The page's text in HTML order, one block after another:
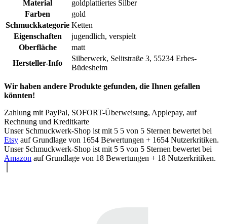
Material
goldplattiertes Silber
Farben
gold
Schmuckkategorie Ketten
Eigenschaften
jugendlich, verspielt
Oberfläche
matt
Hersteller-Info
Silberwerk, Selitstraße 3, 55234 Erbes-
Büdesheim
Wir haben andere Produkte gefunden, die Ihnen gefallen
könnten!
Zahlung mit PayPal, SOFORT-Überweisung, Applepay, auf
Rechnung und Kreditkarte
Unser Schmuckwerk-Shop ist mit 5 5 von 5 Sternen bewertet bei
Etsy auf Grundlage von 1654 Bewertungen + 1654 Nutzerkritiken.
Unser Schmuckwerk-Shop ist mit 5 5 von 5 Sternen bewertet bei
Amazon auf Grundlage von 18 Bewertungen + 18 Nutzerkritiken.